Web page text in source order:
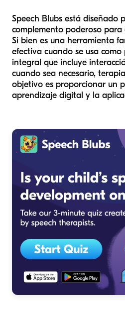
Speech Blubs está diseñado
complemento poderoso
Si bien es una herramienta
efectiva cuando se usa
integral que incluye
cuando sea necesario,
objetivo es proporcionar un
aprendizaje digital y la